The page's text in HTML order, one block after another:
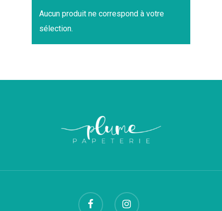
Aucun produit ne correspond à votre
sélection.